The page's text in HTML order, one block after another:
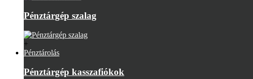
Pénztárgép szalag
+
Pénztárolás
Pénztárgép kasszafiókok